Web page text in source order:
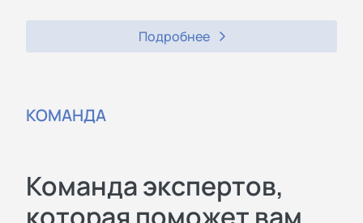
Подробнее
КОМАНДА
Команда экспертов,